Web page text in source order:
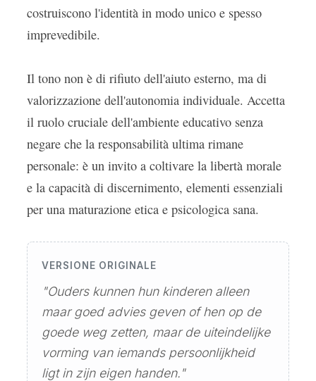
costruiscono l'identità in modo unico e spesso
imprevedibile.
Il tono non è di rifiuto dell'aiuto esterno, ma di
valorizzazione dell'autonomia individuale. Accetta
il ruolo cruciale dell'ambiente educativo senza
negare che la responsabilità ultima rimane
personale: è un invito a coltivare la libertà morale
e la capacità di discernimento, elementi essenziali
per una maturazione etica e psicologica sana.
VERSIONE ORIGINALE
"Ouders kunnen hun kinderen alleen
maar goed advies geven of hen op de
goede weg zetten, maar de uiteindelijke
vorming van iemands persoonlijkheid
ligt in zijn eigen handen."